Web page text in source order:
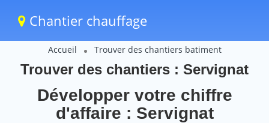
Chantier chauffage
Accueil Trouver des chantiers batiment
Trouver des chantiers : Servignat
Développer votre chiffre
d'affaire : Servignat